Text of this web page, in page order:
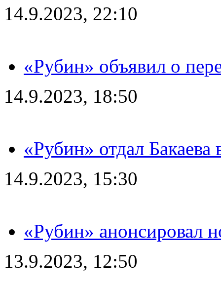
14.9.2023, 22:10
«Рубин» объявил о
14.9.2023, 18:50
«Рубин» отдал
14.9.2023, 15:30
«Рубин» анонсировал
13.9.2023, 12:50